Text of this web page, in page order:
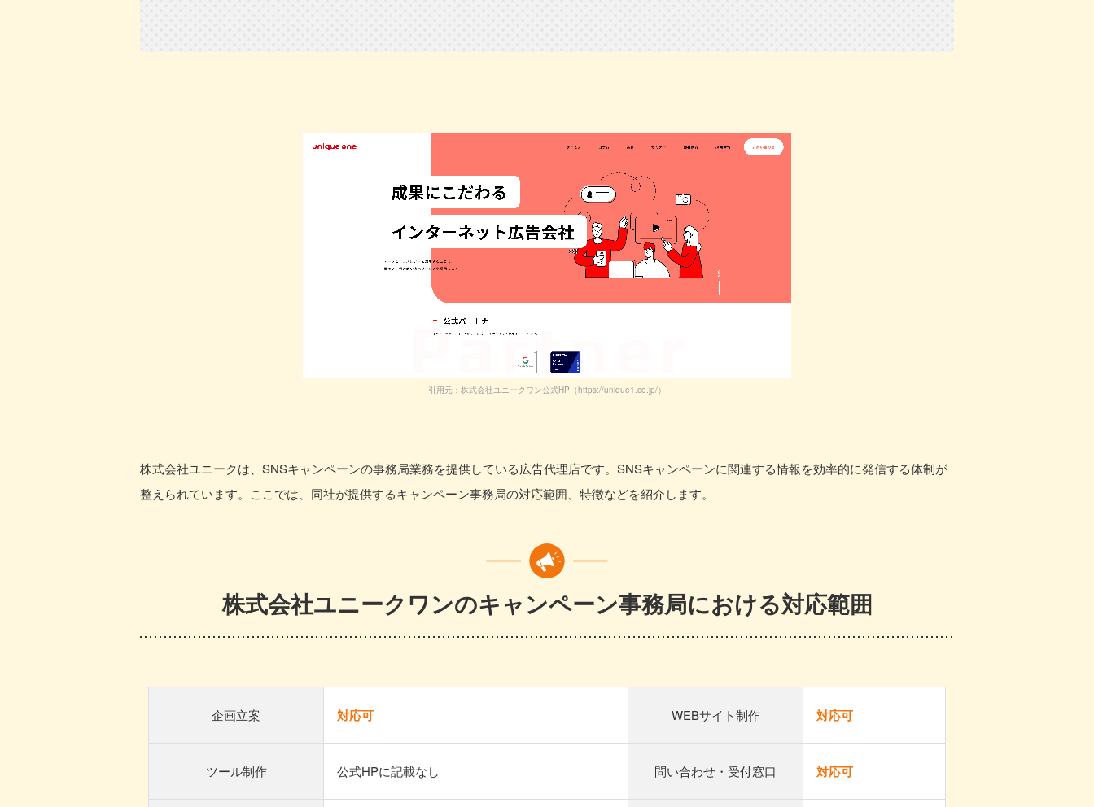
引用元：株式会社ユニークワン公式HP（https://unique1.co.jp/）
株式会社ユニークは、SNSキャンペーンの事務局業務を提供している広告代理店です。SNSキャンペーンに関連する情報を効率的に発信する体制が
整えられています。ここでは、同社が提供するキャンペーン事務局の対応範囲、特徴などを紹介します。
株式会社ユニークワンのキャンペーン事務局における対応範囲
企画立案 対応可 WEBサイト制作 対応可
ツール制作 公式HPに記載なし 問い合わせ・受付窓口 対応可